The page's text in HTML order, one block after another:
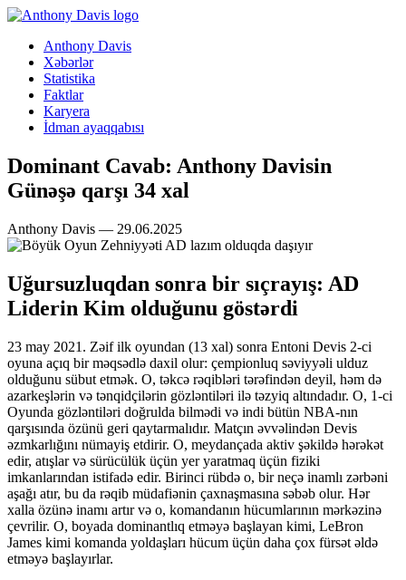
Anthony Davis
Xəbərlər
Statistika
Faktlar
Karyera
İdman ayaqqabısı
Dominant Cavab: Anthony Davisin
Günəşə qarşı 34 xal
Anthony Davis — 29.06.2025
Uğursuzluqdan sonra bir sıçrayış: AD
Liderin Kim olduğunu göstərdi
23 may 2021. Zəif ilk oyundan (13 xal) sonra Entoni Devis 2-ci
oyuna açıq bir məqsədlə daxil olur: çempionluq səviyyəli ulduz
olduğunu sübut etmək. O, təkcə rəqibləri tərəfindən deyil, həm də
azarkeşlərin və tənqidçilərin gözləntiləri ilə təzyiq altındadır. O, 1-ci
Oyunda gözləntiləri doğrulda bilmədi və indi bütün NBA-nın
qarşısında özünü geri qaytarmalıdır. Matçın əvvəlindən Devis
əzmkarlığını nümayiş etdirir. O, meydançada aktiv şəkildə hərəkət
edir, atışlar və sürücülük üçün yer yaratmaq üçün fiziki
imkanlarından istifadə edir. Birinci rübdə o, bir neçə inamlı zərbəni
aşağı atır, bu da rəqib müdafiənin çaxnaşmasına səbəb olur. Hər
xalla özünə inamı artır və o, komandanın hücumlarının mərkəzinə
çevrilir. O, boyada dominantlıq etməyə başlayan kimi, LeBron
James kimi komanda yoldaşları hücum üçün daha çox fürsət əldə
etməyə başlayırlar.